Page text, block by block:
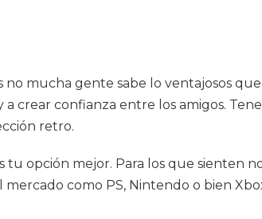
mucha gente sabe lo ventajosos
confianza entre los amigos.
retro.
tu opción mejor. Para los que sienten
como PS, Nintendo o bien